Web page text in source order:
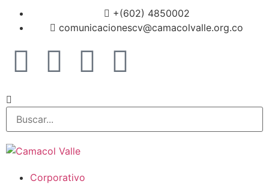
+(602) 4850002
comunicacionescv@camacolvalle.org.co
Corporativo